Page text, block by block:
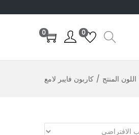
0
0
اللون المنتج / كاربون فايبر لامع